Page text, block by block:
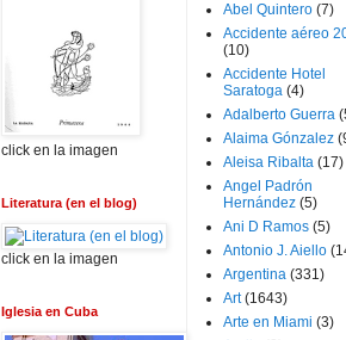
click en la imagen
Literatura (en el blog)
click en la imagen
Iglesia en Cuba
Abel Quintero (7)
Accidente aéreo
(10)
Accidente Hotel
Saratoga (4)
Adalberto Guerra
Alaima Gónzalez
Aleisa Ribalta (17)
Angel Padrón
Hernández (5)
Ani D Ramos (5)
Antonio J. Aiello
Argentina (331)
Art (1643)
Arte en Miami (3)